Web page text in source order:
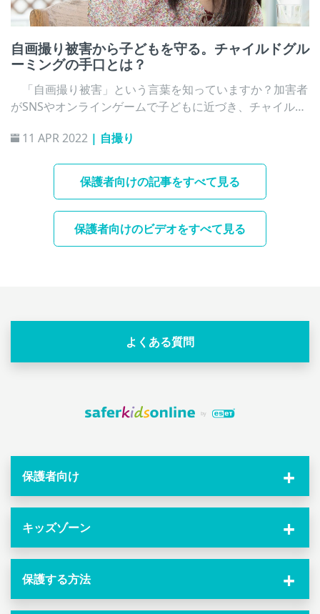
自画撮り被害から子どもを守る。チャイルドグル
ーミングの手口とは？
「自画撮り被害」という言葉を知っていますか？加害者
がSNSやオンラインゲームで子どもに近づき、チャイルド
り脅したりして裸などの写真や動画を撮らせて送信させる
単に写真を撮り、送信できる現在だからこそ起きるこの性
犯罪被害を防ぐためにはどのような対策が有効でしょう
11 APR 2022 | 自撮り
保護者向けの記事をすべて見る
保護者向けのビデオをすべて見る
よくある質問
保護者向け
キッズゾーン
保護する方法